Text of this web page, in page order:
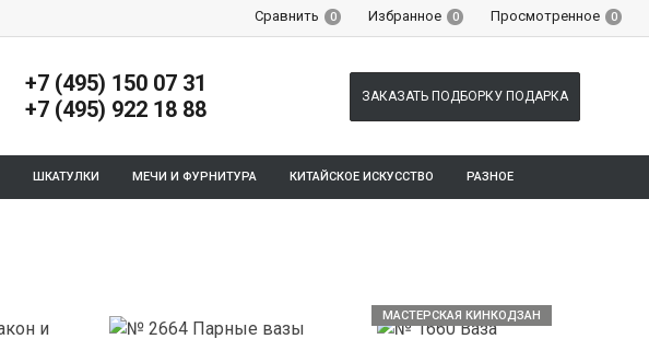
Сравнить 0 Избранное 0 Просмотренное 0
+7 (495) 150 07 31
+7 (495) 922 18 88
ЗАКАЗАТЬ ПОДБОРКУ ПОДАРКА
ШКАТУЛКИ МЕЧИ И ФУРНИТУРА КИТАЙСКОЕ ИСКУССТВО РАЗНОЕ
МАСТЕРСКАЯ КИНКОДЗАН